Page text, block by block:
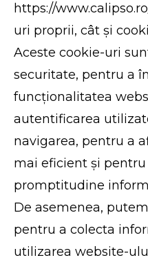
https://
uri proprii, cât și
Aceste cookie-uri
securitate, pentru a
funcționalitatea
autentificarea
navigarea, pentru a
mai eficient și
promptitudine
De asemenea,
pentru a colecta
utilizarea website-